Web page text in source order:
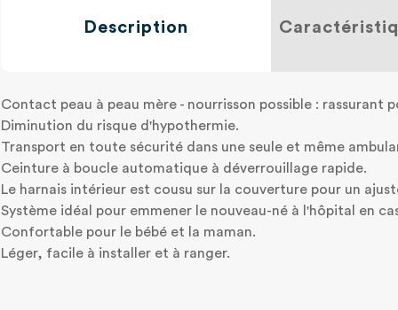
Description
Contact peau à peau mère - nourrisson possible : rassurant
Diminution du risque d'hypothermie.
Transport en toute sécurité dans une seule et même
Ceinture à boucle automatique à déverrouillage rapide.
Le harnais intérieur est cousu sur la couverture pour un
Système idéal pour emmener le nouveau-né à l'hôpital en
Confortable pour le bébé et la maman.
Léger, facile à installer et à ranger.